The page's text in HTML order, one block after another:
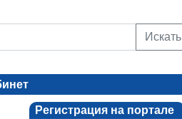
Искать
Регистрация на портале